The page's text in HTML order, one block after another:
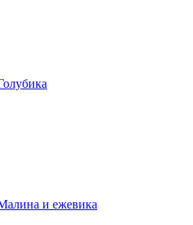
и ежевика